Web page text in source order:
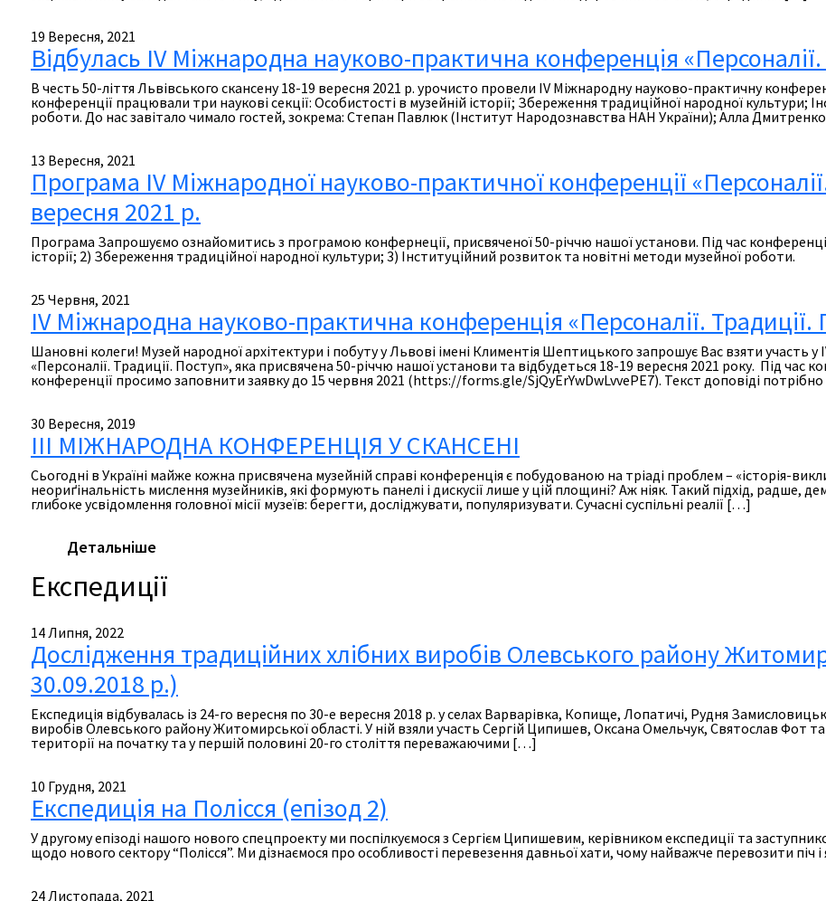
19 Вересня, 2021
Відбулась ІV Міжнародна науково-практична конференція
В честь 50-ліття Львівського скансену 18-19 вересня 2021 р. урочисто провели ІV Міжнародну науково-практичну
конференції працювали три наукові секції: Особистості в музейній історії; Збереження традиційної народної культури;
роботи. До нас завітало чимало гостей, зокрема: Степан Павлюк (Інститут Народознавства НАН України); Алла
13 Вересня, 2021
Програма ІV Міжнародної науково-практичної конференції
вересня 2021 р.
Програма Запрошуємо ознайомитись з програмою конфернеції, присвяченої 50-річчю нашої установи. Під час
історії; 2) Збереження традиційної народної культури; 3) Інституційний розвиток та новітні методи музейної роботи.
25 Червня, 2021
ІV Міжнародна науково-практична конференція «Персоналії. Традиції.
Шановні колеги! Музей народної архітектури і побуту у Львові імені Климентія Шептицького запрошує Вас взяти участь
«Персоналії. Традиції. Поступ», яка присвячена 50-річчю нашої установи та відбудеться 18-19 вересня 2021 року. Під час
конференції просимо заповнити заявку до 15 червня 2021 (https://forms.gle/SjQyErYwDwLvvePE7). Текст доповіді
30 Вересня, 2019
ІІІ МІЖНАРОДНА КОНФЕРЕНЦІЯ У СКАНСЕНІ
Сьогодні в Україні майже кожна присвячена музейній справі конференція є побудованою на тріаді проблем – «історія-
неориґінальність мислення музейників, які формують панелі і дискусії лише у цій площині? Аж ніяк. Такий підхід, радше,
глибоке усвідомлення головної місії музеїв: берегти, досліджувати, популяризувати. Сучасні суспільні реалії […]
Детальніше
Експедиції
14 Липня, 2022
Дослідження традиційних хлібних виробів Олевського району
30.09.2018 р.)
Експедиція відбувалась із 24-го вересня по 30-е вересня 2018 р. у селах Варварівка, Копище, Лопатичі, Рудня
виробів Олевського району Житомирської області. У ній взяли участь Сергій Ципишев, Оксана Омельчук, Святослав Фот
території на початку та у першій половині 20-го століття переважаючими […]
10 Грудня, 2021
Експедиція на Полісся (епізод 2)
У другому епізоді нашого нового спецпроекту ми поспілкуємося з Сергієм Ципишевим, керівником експедиції та
щодо нового сектору “Полісся”. Ми дізнаємося про особливості перевезення давньої хати, чому найважче перевозити піч і
24 Листопада, 2021